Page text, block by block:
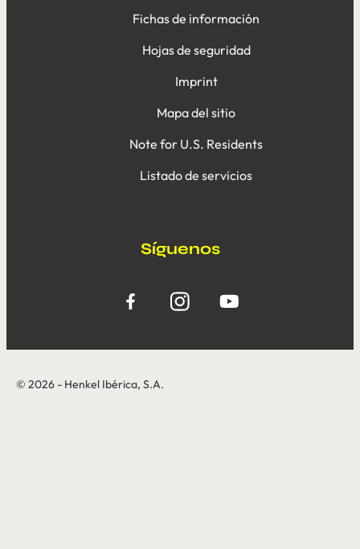
Fichas de información
Hojas de seguridad
Imprint
Mapa del sitio
Note for U.S. Residents
Listado de servicios
Síguenos
© 2026 - Henkel Ibérica, S.A.